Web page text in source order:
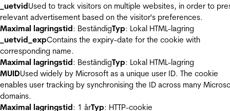
_uetvidUsed to track visitors on multiple websites, in order to
relevant advertisement based on the visitor's preferences.
Maximal lagringstid: BeständigTyp: Lokal HTML-lagring
_uetvid_expContains the expiry-date for the cookie with
corresponding name.
Maximal lagringstid: BeständigTyp: Lokal HTML-lagring
MUIDUsed widely by Microsoft as a unique user ID. The cookie
enables user tracking by synchronising the ID across many
domains.
Maximal lagringstid: 1 årTyp: HTTP-cookie